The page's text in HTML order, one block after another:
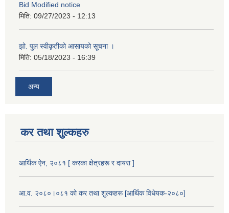
Bid Modified notice
मिति: 09/27/2023 - 12:13
झो. पुल स्वीकृतीको आसायको सूचना ।
मिति: 05/18/2023 - 16:39
अन्य
कर तथा शुल्कहरु
आर्थिक ऐन, २०८१ [ करका क्षेत्रहरू र दायरा ]
आ.व. २०८०।०८१ को कर तथा शुल्कहरू [आर्थिक विधेयक-२०८०]